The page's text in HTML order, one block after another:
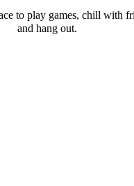
to play games, chill with
and hang out.